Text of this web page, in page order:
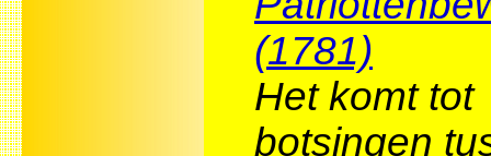
(1781)
Het komt tot
botsingen